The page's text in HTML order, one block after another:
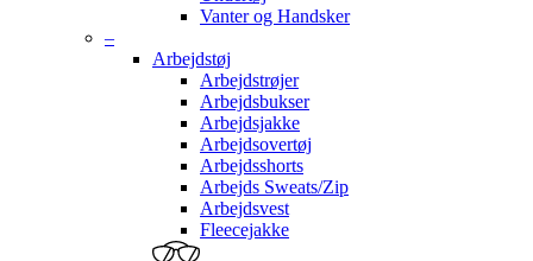
Vanter og Handsker
–
Arbejdstøj
Arbejdstrøjer
Arbejdsbukser
Arbejdsjakke
Arbejdsovertøj
Arbejdsshorts
Arbejds Sweats/Zip
Arbejdsvest
Fleecejakke